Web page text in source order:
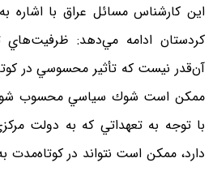
اين كارشناس مسائل عراق با اشاره
كردستان ادامه مي‌دهد: ظرفيت‌هاي
آن‌قدر نيست كه تأثير محسوسي در
ممكن است شوك سياسي محسوب
با توجه به تعهداتي كه به دولت
دارد، ممكن است نتواند در كوتاه‌مدت